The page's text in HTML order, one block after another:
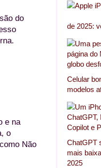
do
e na
o
Não
de 2025:
Celular
modelos
ChatGPT
mais
2025